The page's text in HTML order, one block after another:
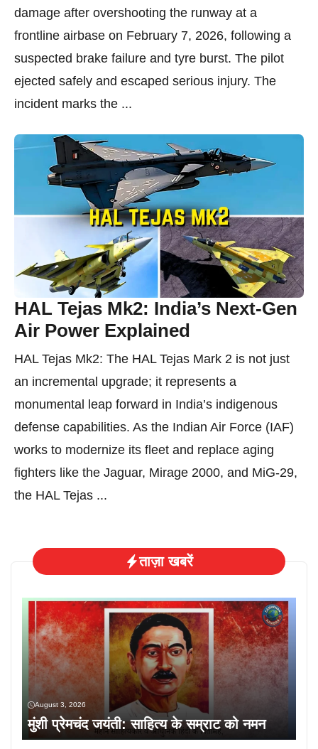
damage after overshooting the runway at a
frontline airbase on February 7, 2026, following a
suspected brake failure and tyre burst. The pilot
ejected safely and escaped serious injury. The
incident marks the ...
HAL Tejas Mk2: India’s Next-Gen
Air Power Explained
HAL Tejas Mk2: The HAL Tejas Mark 2 is not just
an incremental upgrade; it represents a
monumental leap forward in India’s indigenous
defense capabilities. As the Indian Air Force (IAF)
works to modernize its fleet and replace aging
fighters like the Jaguar, Mirage 2000, and MiG-29,
the HAL Tejas ...
ताज़ा खबरें
August 3, 2026
मुंशी प्रेमचंद जयंती: साहित्य के सम्राट को नमन